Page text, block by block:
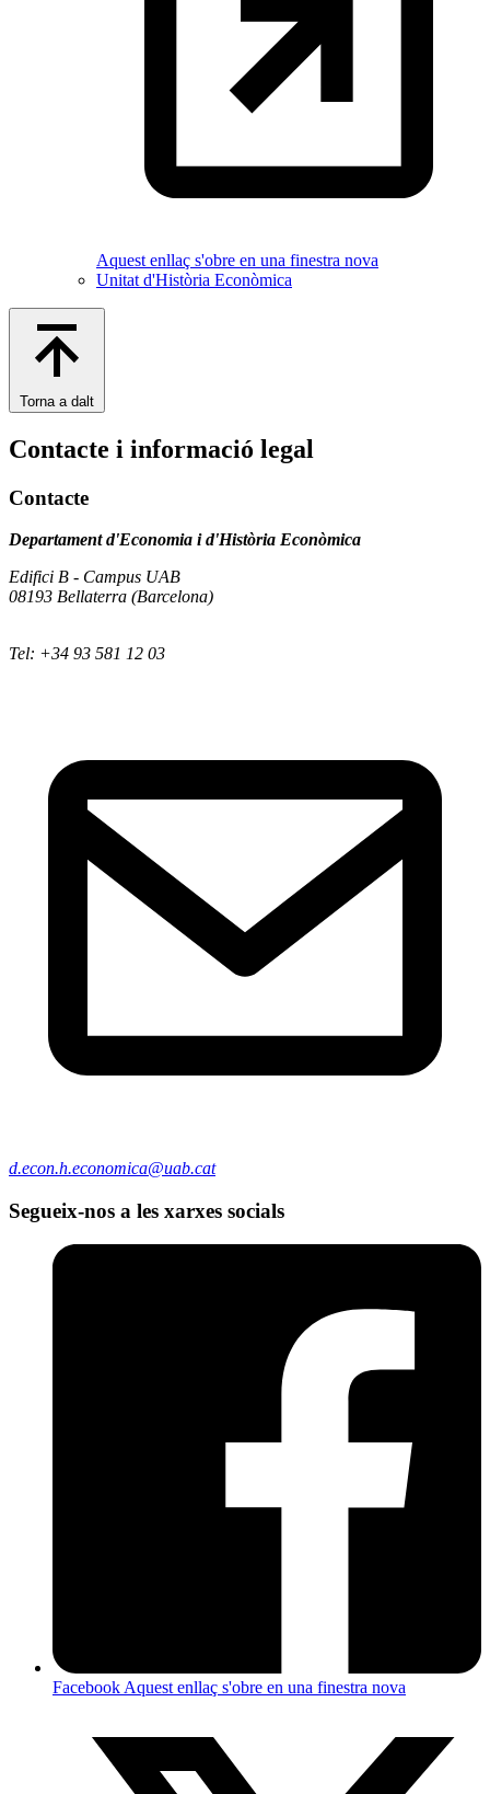
Aquest enllaç s'obre en una finestra nova
Unitat d'Història Econòmica
Torna a dalt
Contacte i informació legal
Contacte
Departament d'Economia i d'Història Econòmica
Edifici B - Campus UAB
08193 Bellaterra (Barcelona)
Tel: +34 93 581 12 03
d.econ.h.economica@uab.cat
Segueix-nos a les xarxes socials
Facebook Aquest enllaç s'obre en una finestra nova